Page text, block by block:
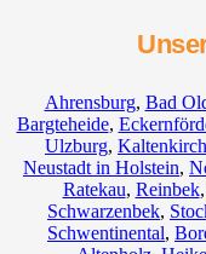
Ahrensburg, Bad
Bargteheide,
Ulzburg,
Neustadt in Holstein,
Ratekau, Reinbek,
Schwarzenbek,
Schwentinental,